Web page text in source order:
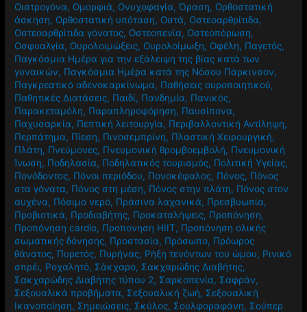
Οιστρογόνα, Ομορφιά, Ονυχοφαγία,Όραση, Ορθοστατική
άσκηση, Ορθοστατική υπόταση, Οστά, Οστεοαρθρίτιδα,
Οστεοαρθρίτιδα γόνατος, Οστεοπενία, Οστεοπόρωση,
Οσφυαλγία, Ουρολοιμώξεις, Ουρολοίμωξη, Οφέλη, Παγετός,
Παγκόσμια Ημέρα για την εξάλειψη της βίας κατά των
γυναικών, Παγκόσμια Ημέρα κατά της Νόσου Πάρκινσον,
Παγκρεατικό αδενοκαρκίνωμα, Παθήσεις ουροποιητικού,
Παθητικές Διατάσεις, Παιδί, Πανδημία, Πανικός,
Παρακεταμόλη, Παραπληροφόρηση, Παυσίπονα,
Παχυσαρκία, Πεπτική λειτουργία, Περιβαλλοντική Αντίληψη,
Περπάτημα, Πίεση, Πινοσεμπρίνη, Πλαστική Χειρουργική,
Πλάτη, Πνεύμονες, Πνευμονική θρομβοεμβολή, Πνευμονική
Ίνωση, Ποδηλασία, Ποδηλατικός τουρισμός, Πολιτική Υγείας,
Πονόδοντος, Πόνοι περιόδου, Πονοκέφαλος, Πόνος, Πόνος
στα γόνατα, Πόνος στη μέση, Πόνος στην πλάτη, Πόνος στον
αυχένα, Πόσιμο νερό, Πράσινα λαχανικά, Πρεσβυωπία,
Προβιοτικά, Προδιαβήτης, Προκαταλήψεις, Προπόνηση,
Προπόνηση cardio, Προπονηση HIIT, Προπόνηση ολικής
σωματικής δόνησης, Προστασία, Πρόσωπο, Πρόωρος
θάνατος, Πυρετός, Πυρήνας, Ρήξη τενόντων του ώμου, Ρινικό
σπρέι, Ροχαλητό, Σάκχαρο, Σακχαρώδης Διαβήτης,
Σακχαρώδης Διαβήτης τύπου 2, Σαρκοπενία, Σαφράν,
Σεξουαλικά προβήματα, Σεξουαλική ζωή, Σεξουαλική
Ικανοποίηση, Σημειώσεις, Σκύλος, Σουλφοραφάνη, Σούπερ